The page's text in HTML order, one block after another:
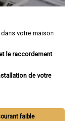
dans votre maison
le raccordement
de votre
faible